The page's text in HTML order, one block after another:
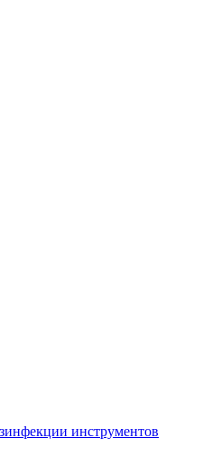
инструментов